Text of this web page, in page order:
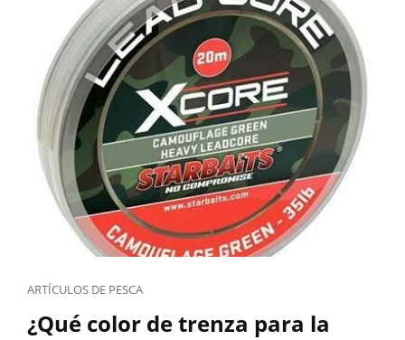
Cat
ARTÍCULOS DE PESCA
¿Qué color de trenza para la